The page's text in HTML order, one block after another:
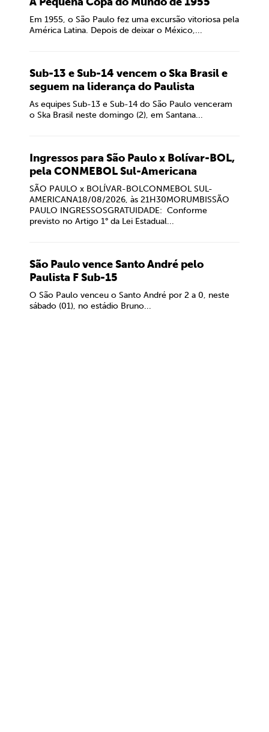
Em 1955, o São Paulo fez uma excursão vitoriosa pela
América Latina. Depois de deixar o México,...
Sub-13 e Sub-14 vencem o Ska Brasil e
seguem na liderança do Paulista
As equipes Sub-13 e Sub-14 do São Paulo venceram
o Ska Brasil neste domingo (2), em Santana...
Ingressos para São Paulo x Bolívar-BOL,
pela CONMEBOL Sul-Americana
SÃO PAULO x BOLÍVAR-BOLCONMEBOL SUL-
AMERICANA18/08/2026, às 21H30MORUMBISSÃO
PAULO INGRESSOSGRATUIDADE: Conforme
previsto no Artigo 1° da Lei Estadual...
São Paulo vence Santo André pelo
Paulista F Sub-15
O São Paulo venceu o Santo André por 2 a 0, neste
sábado (01), no estádio Bruno...